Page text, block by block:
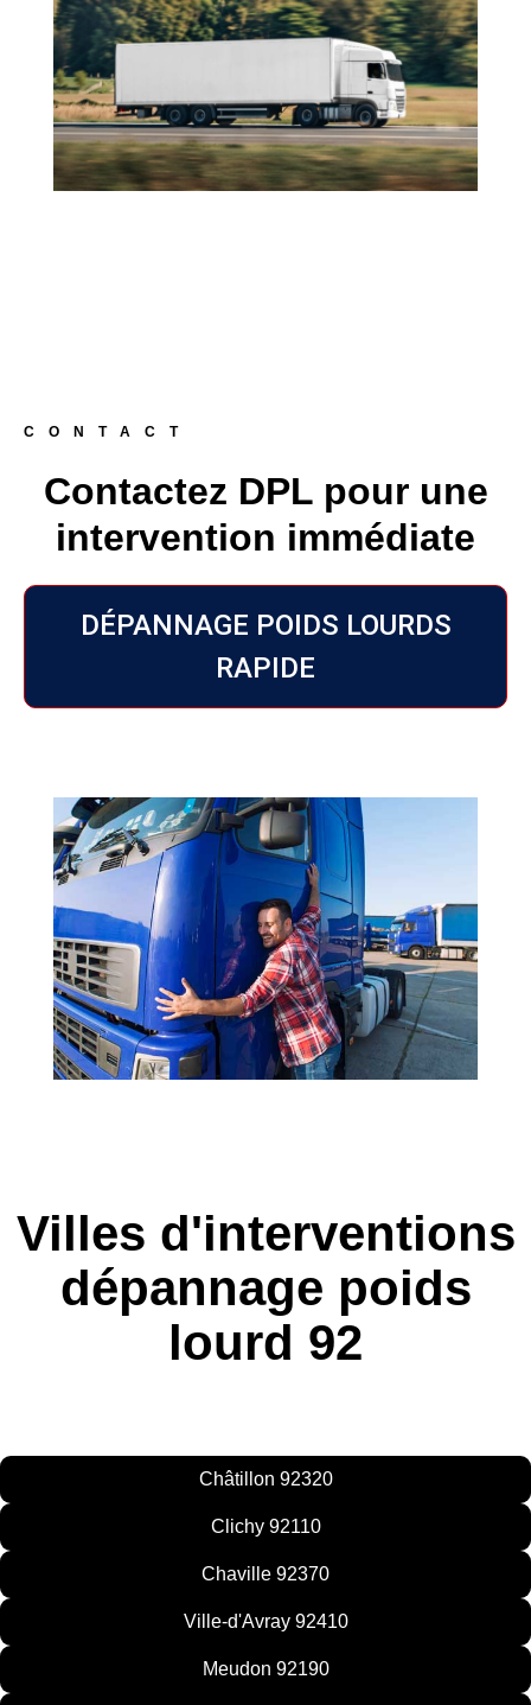
CONTACT
Contactez DPL pour une
intervention immédiate
DÉPANNAGE POIDS LOURDS
RAPIDE
Villes d'interventions
dépannage poids
lourd 92
Châtillon 92320
Clichy 92110
Chaville 92370
Ville-d'Avray 92410
Meudon 92190